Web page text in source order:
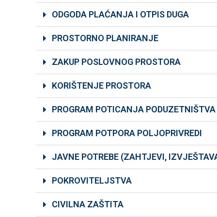
ODGODA PLAĆANJA I OTPIS DUGA
PROSTORNO PLANIRANJE
ZAKUP POSLOVNOG PROSTORA
KORIŠTENJE PROSTORA
PROGRAM POTICANJA PODUZETNIŠTVA
PROGRAM POTPORA POLJOPRIVREDI
JAVNE POTREBE (ZAHTJEVI,
POKROVITELJSTVA
CIVILNA ZAŠTITA